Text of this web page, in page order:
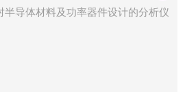
半导体材料及功率器件设计的分析仪